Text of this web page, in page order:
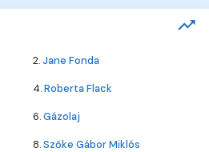
2.Jane Fonda
4.Roberta Flack
6.Gázolaj
8.Szőke Gábor Miklós